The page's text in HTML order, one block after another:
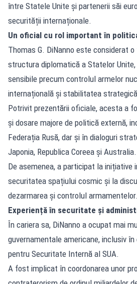
între Statele Unite și partenerii săi
securității internaționale.
Un oficial cu rol important în
Thomas G. DiNanno este considerat
structura diplomatică a Statelor
sensibile precum controlul armelor
internațională și stabilitatea
Potrivit prezentării oficiale, acesta a
și dosare majore de politică externă,
Federația Rusă, dar și în dialoguri
Japonia, Republica Coreea și Australia.
De asemenea, a participat la inițiative
securitatea spațiului cosmic și la
dezarmarea și controlul armamentelor.
Experiență în securitate și
În cariera sa, DiNanno a ocupat mai
guvernamentale americane, inclusiv
pentru Securitate Internă al SUA.
A fost implicat în coordonarea unor